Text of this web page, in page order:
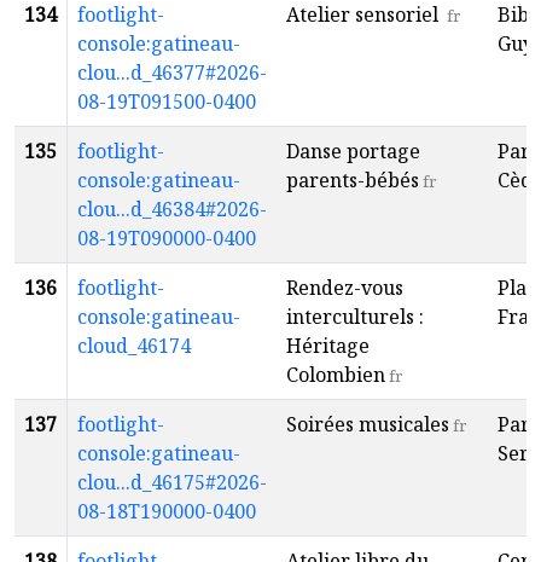
134
footlight-
console:gatineau-
clou...d_46377#2026-
08-19T091500-0400
Atelier sensoriel fr
135
footlight-
console:gatineau-
clou...d_46384#2026-
08-19T090000-0400
Danse portage
parents-bébés fr
136
footlight-
console:gatineau-
cloud_46174
Rendez-vous
interculturels :
Héritage
Colombienfr
137
footlight-
console:gatineau-
clou...d_46175#2026-
08-18T190000-0400
Soirées musicales fr